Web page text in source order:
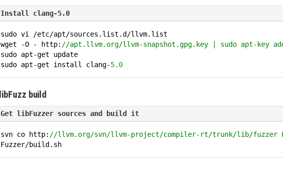
Install clang-5.0
sudo vi /etc/apt/sources.list.d/llvm.list
wget -O - http: //apt.llvm.org/llvm-snapshot.gpg.key | sudo apt-key
sudo apt-get update
sudo apt-get install clang-5.0
libFuzz build
Get libFuzzer sources and build it
svn co http: //llvm.org/svn/llvm-project/compiler-rt/trunk/lib/fuzzer
Fuzzer/build.sh